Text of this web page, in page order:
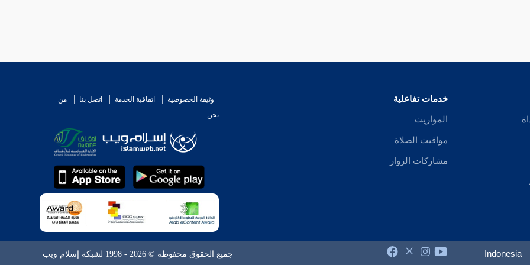
خدمات تفاعلية
المواريث
مواقيت الصلاة
مشاركات الزوار
وثيقة الخصوصية اتفاقية الخدمة اتصل بنا
من
نحن
Indonesia جميع الحقوق محفوظة © 2026 - 1998 لشبكة إسلام ويب